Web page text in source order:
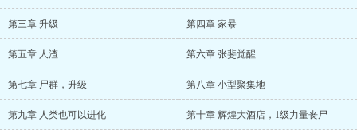
第三章 升级 第四章 家暴
第五章 人渣 第六章 张斐觉醒
第七章 尸群，升级 第八章 小型聚集地
第九章 人类也可以进化 第十章 辉煌大酒店，1级力量丧尸